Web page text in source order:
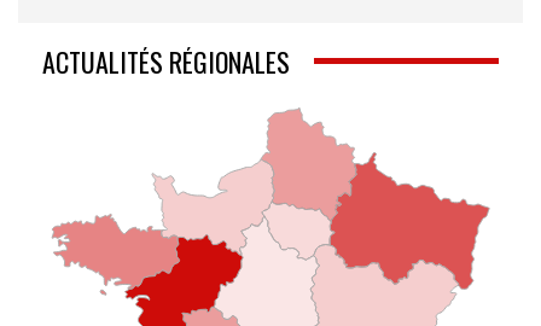
ACTUALITÉS RÉGIONALES